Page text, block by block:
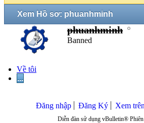
Xem Hồ sơ: phuanhminh
phuanhminh
Banned
Về tôi
...
Đăng nhập Đăng Ký Xem
Diễn đàn sử dụng vBulletin® Phiên